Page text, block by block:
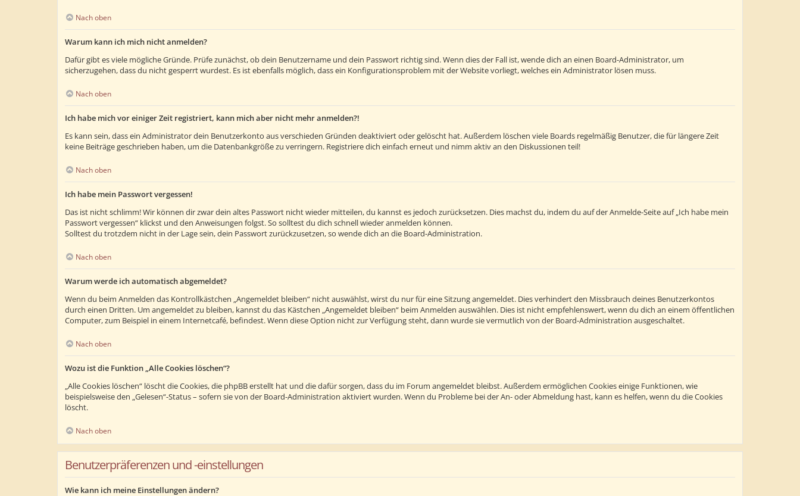
Nach oben
Warum kann ich mich nicht anmelden?
Dafür gibt es viele mögliche Gründe. Prüfe zunächst, ob dein Benutzername und dein Passwort richtig sind. Wenn dies der Fall ist, wende dich an einen Board-Administrator, um
sicherzugehen, dass du nicht gesperrt wurdest. Es ist ebenfalls möglich, dass ein Konfigurationsproblem mit der Website vorliegt, welches ein Administrator lösen muss.
Nach oben
Ich habe mich vor einiger Zeit registriert, kann mich aber nicht mehr anmelden?!
Es kann sein, dass ein Administrator dein Benutzerkonto aus verschieden Gründen deaktiviert oder gelöscht hat. Außerdem löschen viele Boards regelmäßig Benutzer, die für längere Zeit
keine Beiträge geschrieben haben, um die Datenbankgröße zu verringern. Registriere dich einfach erneut und nimm aktiv an den Diskussionen teil!
Nach oben
Ich habe mein Passwort vergessen!
Das ist nicht schlimm! Wir können dir zwar dein altes Passwort nicht wieder mitteilen, du kannst es jedoch zurücksetzen. Dies machst du, indem du auf der Anmelde-Seite auf „Ich habe mein
Passwort vergessen“ klickst und den Anweisungen folgst. So solltest du dich schnell wieder anmelden können.
Solltest du trotzdem nicht in der Lage sein, dein Passwort zurückzusetzen, so wende dich an die Board-Administration.
Nach oben
Warum werde ich automatisch abgemeldet?
Wenn du beim Anmelden das Kontrollkästchen „Angemeldet bleiben“ nicht auswählst, wirst du nur für eine Sitzung angemeldet. Dies verhindert den Missbrauch deines Benutzerkontos
durch einen Dritten. Um angemeldet zu bleiben, kannst du das Kästchen „Angemeldet bleiben“ beim Anmelden auswählen. Dies ist nicht empfehlenswert, wenn du dich an einem öffentlichen
Computer, zum Beispiel in einem Internetcafé, befindest. Wenn diese Option nicht zur Verfügung steht, dann wurde sie vermutlich von der Board-Administration ausgeschaltet.
Nach oben
Wozu ist die Funktion „Alle Cookies löschen“?
„Alle Cookies löschen“ löscht die Cookies, die phpBB erstellt hat und die dafür sorgen, dass du im Forum angemeldet bleibst. Außerdem ermöglichen Cookies einige Funktionen, wie
beispielsweise den „Gelesen“-Status – sofern sie von der Board-Administration aktiviert wurden. Wenn du Probleme bei der An- oder Abmeldung hast, kann es helfen, wenn du die Cookies
löscht.
Nach oben
Benutzerpräferenzen und -einstellungen
Wie kann ich meine Einstellungen ändern?